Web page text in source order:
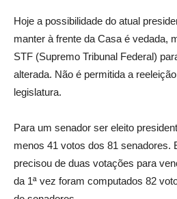
Hoje a possibilidade do atual
manter à frente da Casa é vedada,
STF (Supremo Tribunal Federal)
alterada. Não é permitida a
legislatura.
Para um senador ser eleito
menos 41 votos dos 81 senadores.
precisou de duas votações para
da 1ª vez foram computados 82